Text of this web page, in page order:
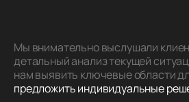
Мы внимательно выслушали
детальный анализ текущей
нам выявить ключевые области
предложить индивидуальные